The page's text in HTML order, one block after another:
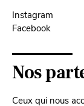
Instagram
Facebook
Nos
Ceux qui nous